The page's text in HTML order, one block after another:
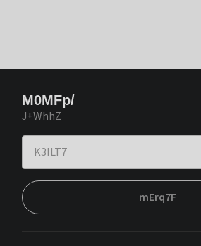
M0MFp/
J+WhhZ
mErq7F